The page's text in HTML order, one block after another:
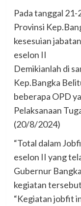
Pada tanggal
Provinsi
kesesuian
eselon II
Demikianlah di
Kep.Bangka
beberapa OPD
Pelaksanaan
(20/8/2024)
“Total dalam
eselon II yang
Gubernur
kegiatan
“Kegiatan jobfit